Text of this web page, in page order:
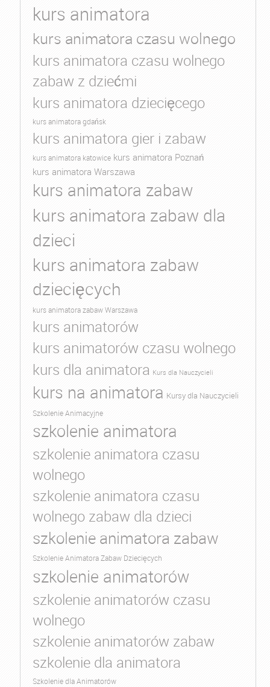
kurs animatora
kurs animatora czasu wolnego
kurs animatora czasu wolnego
zabaw z dziećmi
kurs animatora dziecięcego
kurs animatora gdańsk
kurs animatora gier i zabaw
kurs animatora katowice kurs animatora Poznań
kurs animatora Warszawa
kurs animatora zabaw
kurs animatora zabaw dla
dzieci
kurs animatora zabaw
dziecięcych
kurs animatora zabaw Warszawa
kurs animatorów
kurs animatorów czasu wolnego
kurs dla animatora Kurs dla Nauczycieli
kurs na animatora Kursy dla Nauczycieli
Szkolenie Animacyjne
szkolenie animatora
szkolenie animatora czasu
wolnego
szkolenie animatora czasu
wolnego zabaw dla dzieci
szkolenie animatora zabaw
Szkolenie Animatora Zabaw Dziecięcych
szkolenie animatorów
szkolenie animatorów czasu
wolnego
szkolenie animatorów zabaw
szkolenie dla animatora
Szkolenie dla Animatorów